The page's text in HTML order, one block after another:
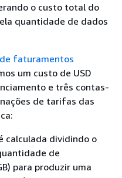
o custo total do
quantidade de dados
faturamentos
um custo de USD
e três contas-
de tarifas das
calculada dividindo o
de
para produzir uma